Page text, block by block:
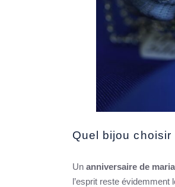
Quel bijou choisir
Un anniversaire de
l’esprit reste évidemment